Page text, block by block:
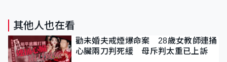
其他人也在看
勸未婚夫戒煙爆命案 28歲女教師連捅
心臟兩刀判死緩 母斥判太重已上訴